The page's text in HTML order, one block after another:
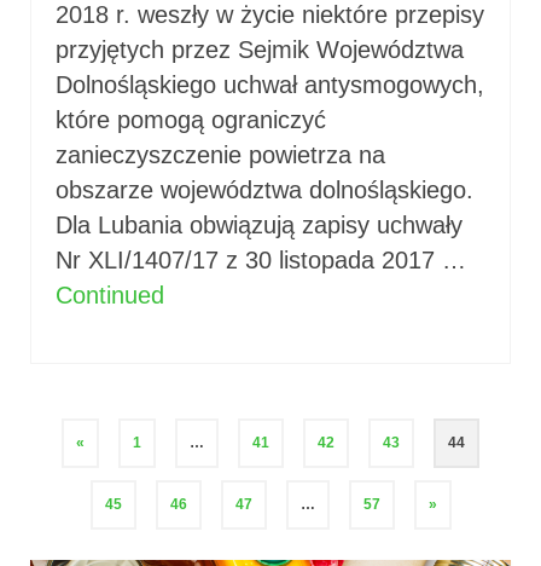
2018 r. weszły w życie niektóre przepisy
przyjętych przez Sejmik Województwa
Dolnośląskiego uchwał antysmogowych,
które pomogą ograniczyć
zanieczyszczenie powietrza na
obszarze województwa dolnośląskiego.
Dla Lubania obwiązują zapisy uchwały
Nr XLI/1407/17 z 30 listopada 2017 …
Continued
Stronicowanie
« 1 … 41 42 43 44
45 46 47 … 57 »